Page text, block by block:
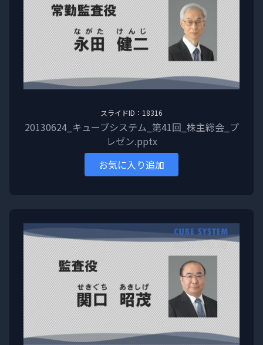
スライドID：18316
20130624_キューブシステム_第41回_株主総会_プ
レゼン.pptx
お気に入り追加